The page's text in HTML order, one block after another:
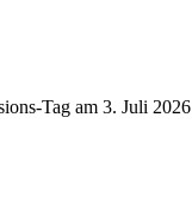
Tag am 3. Juli